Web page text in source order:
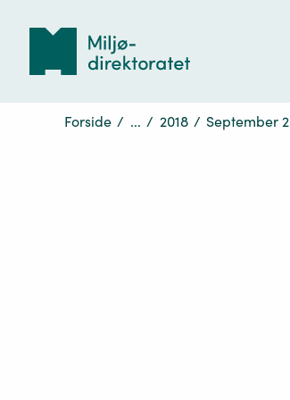
Forside / ... / 2018 / September